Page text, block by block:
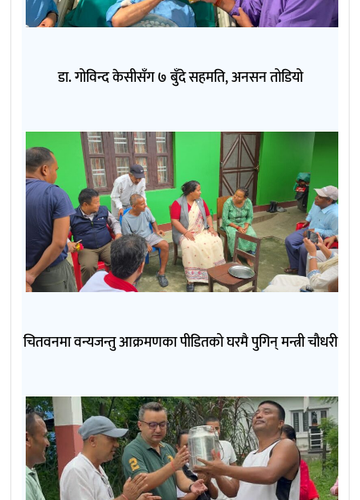
डा. गोविन्द केसीसँग ७ बुँदे सहमति, अनसन तोडियो
चितवनमा वन्यजन्तु आक्रमणका पीडितको घरमै पुगिन् मन्त्री चौधरी